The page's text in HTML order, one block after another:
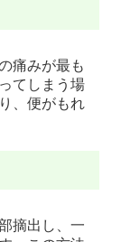
痛みが最も
てしまう場
、便がもれ
摘出し、一